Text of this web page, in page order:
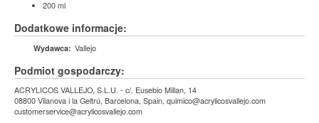
200 ml
Dodatkowe informacje:
Wydawca: Vallejo
Podmiot gospodarczy:
ACRYLICOS VALLEJO, S.L.U. - c/. Eusebio Millan, 14
08800 Vilanova i la Geltrú, Barcelona, Spain, quimico@acrylicosvallejo.com
customerservice@acrylicosvallejo.com